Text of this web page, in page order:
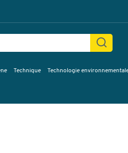
Technique Technologie
Images